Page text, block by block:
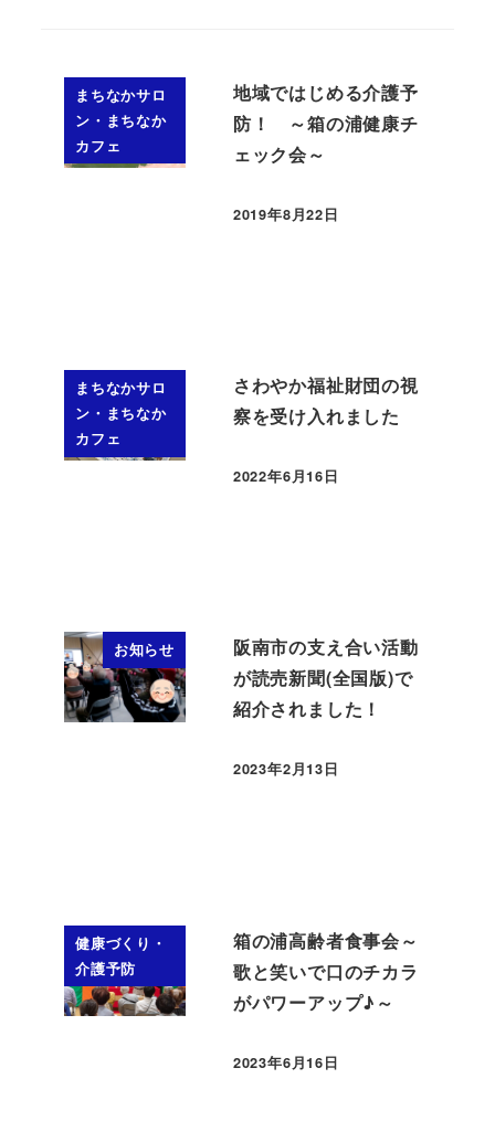
まちなかサロ
ン・まちなか
カフェ
地域ではじめる介護予
防！ ～箱の浦健康チ
ェック会～
投稿日
2019年8月22日
まちなかサロ
ン・まちなか
カフェ
さわやか福祉財団の視
察を受け入れました
投稿日
2022年6月16日
お知らせ
阪南市の支え合い活動
が読売新聞(全国版)で
紹介されました！
投稿日
2023年2月13日
健康づくり・
介護予防
箱の浦高齢者食事会～
歌と笑いで口のチカラ
がパワーアップ♪～
投稿日
2023年6月16日